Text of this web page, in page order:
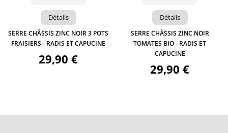
Détails
SERRE CHÂSSIS ZINC NOIR 3 POTS
FRAISIERS - RADIS ET CAPUCINE
29,90 €
Détails
SERRE CHÂSSIS ZINC NOIR
TOMATES BIO - RADIS ET
CAPUCINE
29,90 €